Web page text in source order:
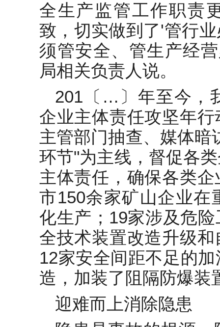
全生产监管工作职责
致，切实做到了'管行
须管安全、管生产经
局相关负责人说。
201〔…〕年至今，
企业主体责任攻坚年
主管部门抽查、媒体暗
环节"为主线，督促各
主体责任，确保各类
市150余家矿山企业在
化生产；19家涉及危
全技术装置改造升级
12家安全间距不足的
造，加装了阻隔防爆装
迎难而上消除隐患